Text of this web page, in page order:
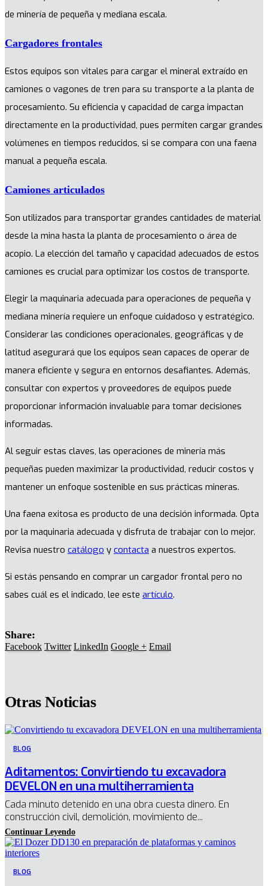
de minería de pequeña y mediana escala.
Cargadores frontales
Estos equipos son vitales para cargar el mineral extraído en
camiones o vagones de tren para su transporte a la planta de
procesamiento. Su eficiencia y capacidad de carga impactan
directamente en la productividad, pues permiten cargar grandes
volúmenes en tiempos reducidos, si se compara con una faena
manual a pequeña escala.
Camiones articulados
Son utilizados para transportar grandes cantidades de material
desde la mina hasta la planta de procesamiento o área de
acopio. La elección del tamaño y capacidad adecuados de estos
camiones es crucial para optimizar los costos de transporte.
Elegir la maquinaria adecuada para operaciones de pequeña y
mediana minería requiere un enfoque cuidadoso y estratégico.
Considerar las condiciones operacionales, geográficas y de
latitud asegurará que los equipos sean capaces de operar de
manera eficiente y segura en entornos desafiantes. Además,
consultar con expertos y proveedores de equipos puede
proporcionar información invaluable para tomar decisiones
informadas.
Al seguir estas claves, las operaciones de minería más
pequeñas pueden maximizar la productividad, reducir costos y
mantener un enfoque sostenible en sus prácticas mineras.
Una faena exitosa es producto de una decisión informada. Opta
por la maquinaria adecuada y disfruta de trabajar con lo mejor.
Revisa nuestro catálogo y contacta a nuestros expertos.
Si estás pensando en comprar un cargador frontal pero no
sabes cuál es el indicado, lee este artículo.
Share:
Facebook Twitter LinkedIn Google + Email
Otras Noticias
BLOG
Aditamentos: Convirtiendo tu excavadora
DEVELON en una multiherramienta
Cada minuto detenido en una obra cuesta dinero. En
construcción civil, demolición, movimiento de...
BLOG